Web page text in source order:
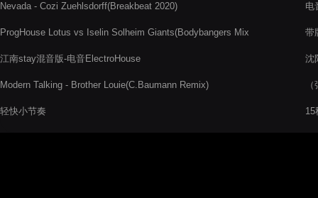
Nevada - Cozi Zuehlsdorff(Breakbeat 2020)
ProgHouse Lotus vs Iselin Solheim Giants(Bodybangers Mix
江南stay混音版-电音ElectroHouse
Modern Talking - Brother Louie(C.Baumann Remix)
轻快小节奏
电
带
沈
15